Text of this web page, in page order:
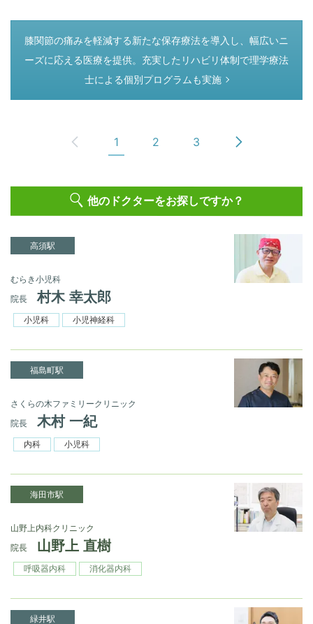
つぎのページ
膝関節の痛みを軽減する新たな保存療法を導入し、幅広いニ
ーズに応える医療を提供。充実したリハビリ体制で理学療法
士による個別プログラムも実施
1 2 3
他のドクターをお探しですか？
高須駅
むらき小児科
院長
村木 幸太郎
小児科 小児神経科
福島町駅
さくらの木ファミリークリニック
院長
木村 一紀
内科 小児科
海田市駅
山野上内科クリニック
院長
山野上 直樹
呼吸器内科 消化器内科
緑井駅